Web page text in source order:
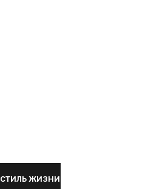
СТИЛЬ ЖИЗНИ